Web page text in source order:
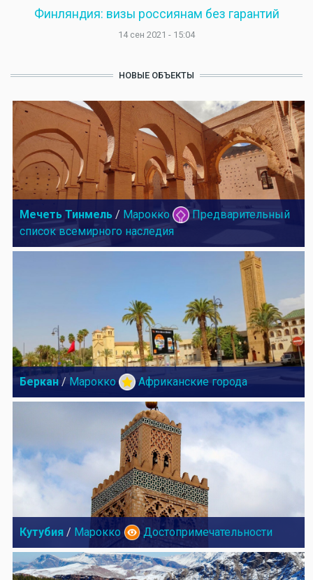
Финляндия: визы россиянам без гарантий
14 сен 2021 - 15:04
НОВЫЕ ОБЪЕКТЫ
Мечеть Тинмель / Марокко
Предварительный
список всемирного наследия
Беркан / Марокко Африканские города
Кутубия / Марокко Достопримечательности